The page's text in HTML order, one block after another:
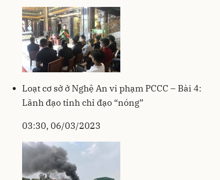
Loạt cơ sở ở Nghệ An vi phạm PCCC – Bài 4:
Lãnh đạo tỉnh chỉ đạo “nóng”
03:30, 06/03/2023